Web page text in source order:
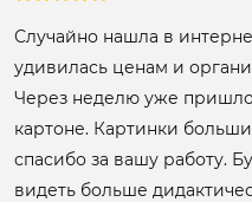
Случайно нашла в
удивилась ценам и
Через неделю уже
картоне. Картинки
спасибо за вашу работу.
видеть больше